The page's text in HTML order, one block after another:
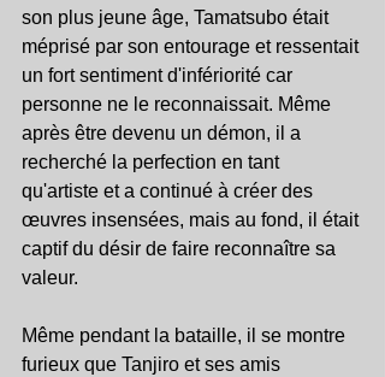
son plus jeune âge, Tamatsubo était
méprisé par son entourage et ressentait
un fort sentiment d'infériorité car
personne ne le reconnaissait. Même
après être devenu un démon, il a
recherché la perfection en tant
qu'artiste et a continué à créer des
œuvres insensées, mais au fond, il était
captif du désir de faire reconnaître sa
valeur.
Même pendant la bataille, il se montre
furieux que Tanjiro et ses amis